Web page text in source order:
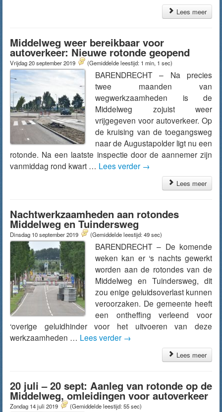
Lees meer
Middelweg weer bereikbaar voor
autoverkeer: Nieuwe rotonde geopend
Vrijdag 20 september 2019 (Gemiddelde leestijd: 1 min, 1 sec)
BARENDRECHT – Na precies
twee maanden van
wegwerkzaamheden is de
Middelweg zojuist weer
vrijgegeven voor autoverkeer. Op
de kruising van de toegangsweg
naar de Augustapolder ligt nu een
rotonde. Na een laatste inspectie door de aannemer zijn
vanmiddag rond kwart … Lees verder →
Lees meer
Nachtwerkzaamheden aan rotondes
Middelweg en Tuindersweg
Dinsdag 10 september 2019 (Gemiddelde leestijd: 49 sec)
BARENDRECHT – De komende
weken kan er ‘s nachts gewerkt
worden aan de rotondes van de
Middelweg en Tuindersweg, dit
zou enige geluidsoverlast kunnen
veroorzaken. De gemeente heeft
een ontheffing verleend voor
‘overige geluidhinder voor het uitvoeren van deze
werkzaamheden … Lees verder →
Lees meer
20 juli – 20 sept: Aanleg van rotonde op de
Middelweg, omleidingen voor autoverkeer
Zondag 14 juli 2019 (Gemiddelde leestijd: 55 sec)